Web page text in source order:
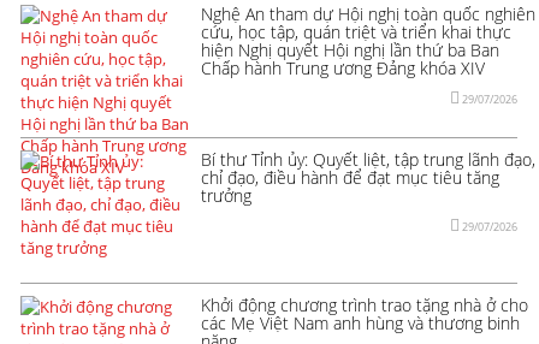
Nghệ An tham dự Hội nghị toàn quốc nghiên
cứu, học tập, quán triệt và triển khai thực
hiện Nghị quyết Hội nghị lần thứ ba Ban
Chấp hành Trung ương Đảng khóa XIV
29/07/2026
Bí thư Tỉnh ủy: Quyết liệt, tập trung lãnh đạo,
chỉ đạo, điều hành để đạt mục tiêu tăng
trưởng
29/07/2026
Khởi động chương trình trao tặng nhà ở cho
các Mẹ Việt Nam anh hùng và thương binh